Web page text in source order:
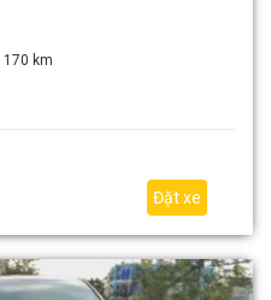
170 km
Đặt xe